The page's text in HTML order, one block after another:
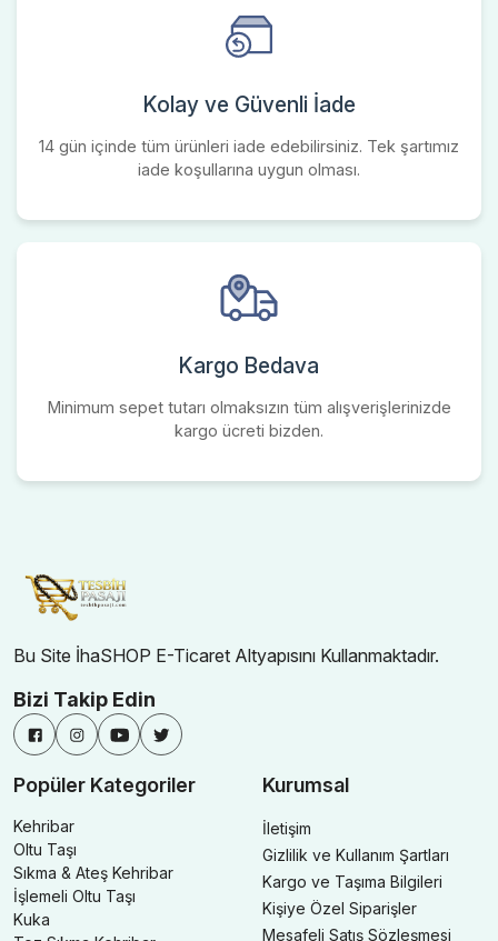
Kolay ve Güvenli İade
14 gün içinde tüm ürünleri iade edebilirsiniz. Tek şartımız
iade koşullarına uygun olması.
Kargo Bedava
Minimum sepet tutarı olmaksızın tüm alışverişlerinizde
kargo ücreti bizden.
Bu Site İhaSHOP E-Ticaret Altyapısını Kullanmaktadır.
Bizi Takip Edin
Popüler Kategoriler
Kehribar
Oltu Taşı
Sıkma & Ateş Kehribar
İşlemeli Oltu Taşı
Kuka
Kurumsal
İletişim
Gizlilik ve Kullanım Şartları
Kargo ve Taşıma Bilgileri
Kişiye Özel Siparişler
Mesafeli Satış Sözleşmesi